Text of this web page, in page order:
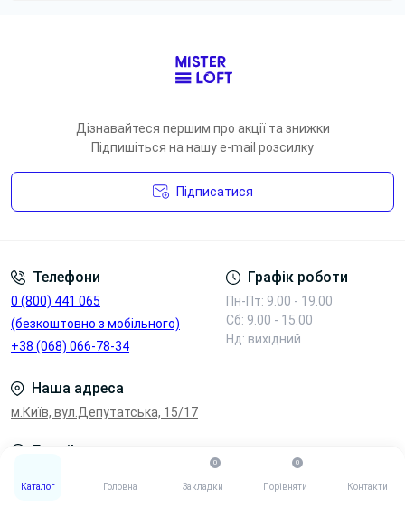
Каталог Головна Закладки
0
Порівняти
0
Контакти
Дізнавайтеся першим про акції та знижки
Підпишіться на нашу e-mail розсилку
Підписатися
Телефони
0 (800) 441 065
(безкоштовно з мобільного)
+38 (068) 066-78-34
Графік роботи
Пн-Пт: 9.00 - 19.00
Сб: 9.00 - 15.00
Нд: вихідний
Наша адреса
м.Київ, вул.Депутатська, 15/17
E-mail